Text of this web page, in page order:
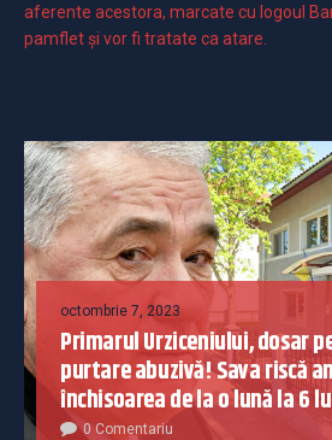
aferente acestora, marcate cu logoul
pamflet și vor fi tratate ca atare.
octombrie 7, 2023
Primarul Urziceniului, dosar
purtare abuzivă! Sava riscă
închisoarea de la o lună la 6
0 Comentariu